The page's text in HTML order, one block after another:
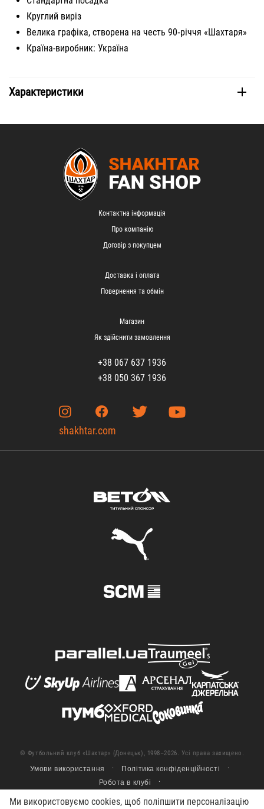
Круглий виріз
Велика графіка, створена на честь 90‑річчя «Шахтаря»
Країна-виробник: Україна
Характеристики
Контактна інформація
Про компанію
Договір з покупцем
Доставка і оплата
Повернення та обмін
Магазин
Як здійснити замовлення
+38 067 637 1936
+38 050 367 1936
shakhtar.com
© Футбольний клуб «Шахтар» (Донецьк), 1998–2026. Усі права захищено.
Умови використання
Політика конфіденційності
Робота в клубі
Ми використовуємо cookies, щоб поліпшити персоналізацію